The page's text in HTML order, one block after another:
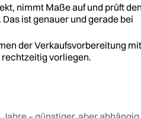
nimmt Maße auf und prüft
ist genauer und gerade bei
der Verkaufsvorbereitung
rechtzeitig vorliegen.